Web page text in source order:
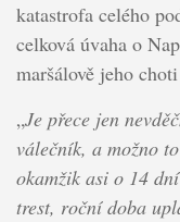
katastrofa celého
celková úvaha o
maršálově jeho
„Je přece jen
válečník, a možno
okamžik asi o 14
trest, roční doba